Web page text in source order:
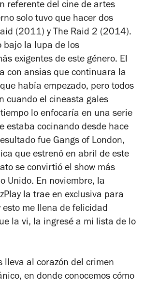
referente del cine de artes
solo tuvo que hacer dos
(2011) y The Raid 2 (2014).
bajo la lupa de los
exigentes de este género. El
con ansias que continuara la
había empezado, pero todos
cuando el cineasta gales
lo enfocaría en una serie
estaba cocinando desde hace
fue Gangs of London,
que estrenó en abril de este
se convirtió el show más
Unido. En noviembre, la
la trae en exclusiva para
esto me llena de felicidad
la vi, la ingresé a mi lista de lo
lleva al corazón del crimen
en donde conocemos cómo